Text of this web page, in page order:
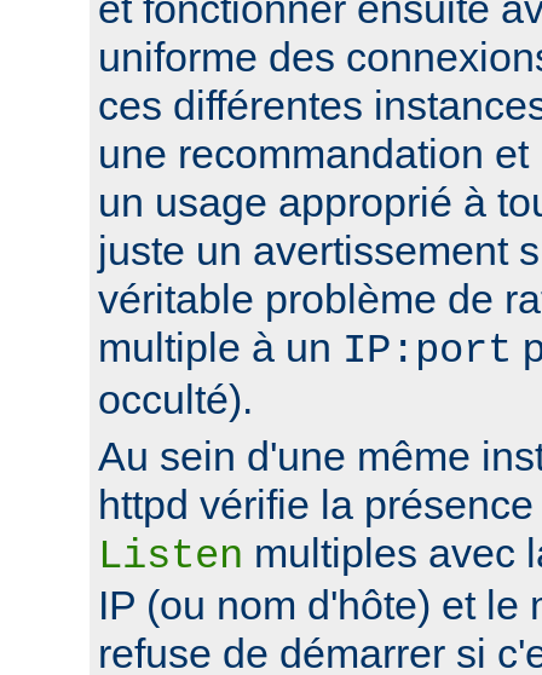
uniforme des
ces différentes
une recommandation
un usage approprié à
juste un avertissement
véritable problème de
multiple à un IP:port
occulté).
Au sein d'une même
httpd vérifie la
Listen multiples avec
IP (ou nom d'hôte) et le
refuse de démarrer si